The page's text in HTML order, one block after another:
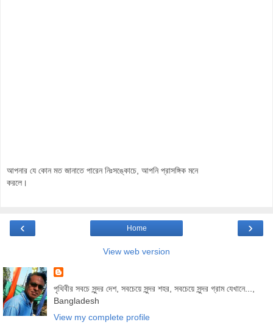
আপনার যে কোন মত জানাতে পারেন নিঃসঙ্কোচে, আপনি প্রাসঙ্গিক মনে
করলে।
‹ ›
Home
View web version
পৃথিবীর সবচে সুন্দর দেশ, সবচেয়ে সুন্দর শহর, সবচেয়ে সুন্দর গ্রাম যেখানে...,
Bangladesh
View my complete profile